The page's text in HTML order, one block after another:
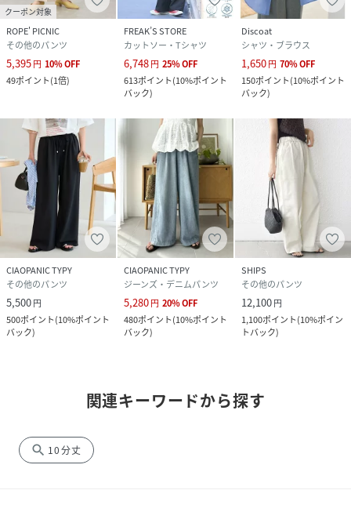
クーポン対象
ROPE' PICNIC
その他のパンツ
5,395円 10%OFF
49ポイント(1倍)
FREAK’S STORE
カットソー・Tシャツ
6,748円 25%OFF
613ポイント(10%ポイント
バック)
Discoat
シャツ・ブラウス
1,650円 70%OFF
150ポイント(10%ポイント
バック)
CIAOPANIC TYPY
その他のパンツ
5,500円
500ポイント(10%ポイント
バック)
CIAOPANIC TYPY
ジーンズ・デニムパンツ
5,280円 20%OFF
480ポイント(10%ポイント
バック)
SHIPS
その他のパンツ
12,100円
1,100ポイント(10%ポイン
トバック)
関連キーワードから探す
search 10分丈